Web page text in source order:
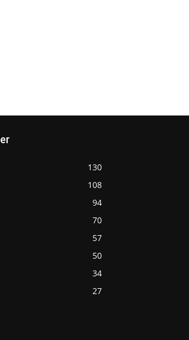
130
108
94
70
57
50
34
27